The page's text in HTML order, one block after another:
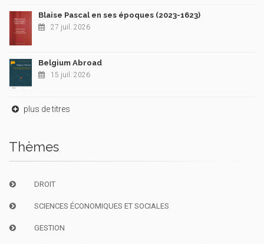
Blaise Pascal en ses époques (2023-1623)
27 juil. 2026
Belgium Abroad
15 juil. 2026
plus de titres
Thèmes
DROIT
SCIENCES ÉCONOMIQUES ET SOCIALES
GESTION